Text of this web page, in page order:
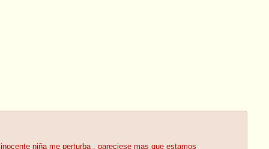
niña me perturba , pareciese mas que estamos